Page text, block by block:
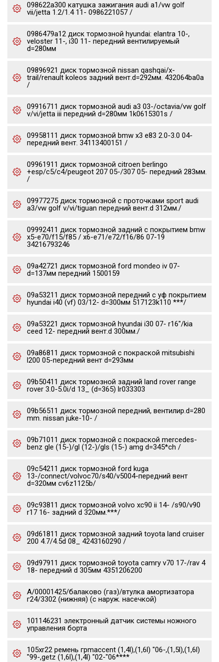
098622a300 катушка зажигания audi a1/vw golf
vii/jetta 1.2/1.4 11- 0986221057 /
0986479a12 диск тормозной hyundai: elantra 10-,
veloster 11-, i30 11- передний вентилируемый
d=280мм
09896921 диск тормозной nissan qashqai/x-
trail/renault koleos задний вент.d=292мм. 432064ba0a
/
09916711 диск тормозной audi a3 03-/octavia/vw golf
v/vi/jetta iii передний d=280мм 1k0615301s /
09958111 диск тормозной bmw x3 e83 2.0-3.0 04-
передний вент. 34113400151 /
09961911 диск тормозной citroen berlingo
+esp/c5/c4/peugeot 207 05-/307 05- передний 283мм.
/
09977275 диск тормозной c проточками sport audi
a3/vw golf v/vi/tiguan передний вент.d 312мм./
09992411 диск тормозной задний с покрытием bmw
x5-e70/f15/f85 / x6-e71/e72/f16/86 07-19
34216793246
09a42721 диск тормозной ford mondeo iv 07-
d=137мм передний 1500159
09a53211 диск тормозной передний с уф покрытием
hyundai i40 (vf) 03/12- d=300мм 517123k110 ***/
09a53221 диск тормозной hyundai i30 07- r16"/kia
ceed 12- передний вент.d 300мм./
09a86811 диск тормозной с покраской mitsubishi
l200 05-передний вент d=293мм
09b50411 диск тормозной задний land rover range
rover 3.0-5.0i/d 13_ (d=365) lr033303
09b56511 диск тормозной передний, вентилир.d=280
mm. nissan juke-10- /
09b71011 диск тормозной с покраской mercedes-
benz gle (15-)/gl (12-)/gls (15-) amg d=345*ch /
09c54211 диск тормозной ford kuga
13-/connect/volvoc70/s40/v5004-передний вент
d=320мм cv6z1125b/
09c93811 диск тормозной volvo xc90 ii 14- /s90/v90
r17 16- задний d 320мм.***/
09d61811 диск тормозной задний toyota land cruiser
200 4.7/4.5d 08_ 4243160290 /
09d97911 диск тормозной toyota camry v70 17-/rav 4
18- передний d 305мм 4351206200
А/00001425/балаково (газ)/втулка амортизатора
г24/3302 (нижняя) (с наруж. насечкой)
101146231 электронный датчик системы ножного
управления борта
105xr22 ремень грmaccent (1,4l),(1,6l) "06-,(1,5l),(1,6l)
"99-,getz (1,6l),(1,4l) "02-"06****